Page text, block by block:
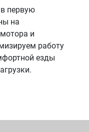
первую
на
и
работу
езды